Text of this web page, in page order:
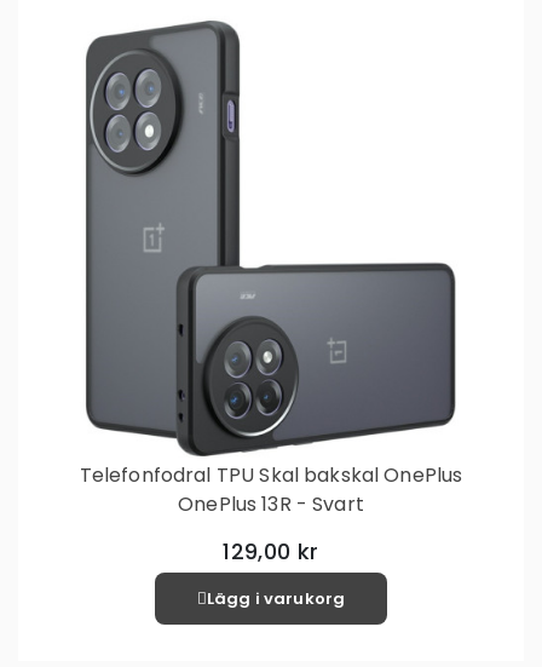
Telefonfodral TPU Skal bakskal OnePlus
OnePlus 13R - Svart
129,00 kr
Lägg i varukorg